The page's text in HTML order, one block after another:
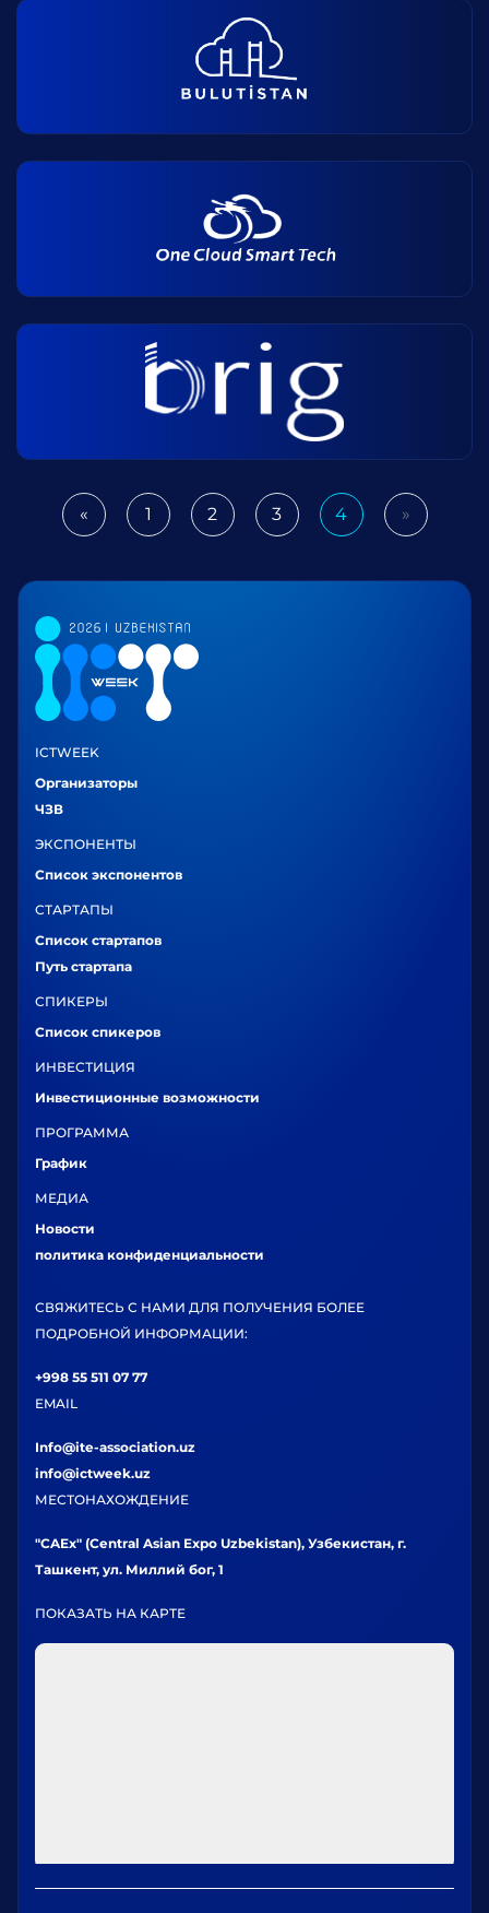
«Previous1 2 3 4 »Next
ICTWEEK
Организаторы
ЧЗВ
ЭКСПОНЕНТЫ
Список экспонентов
СТАРТАПЫ
Список стартапов
Путь стартапа
СПИКЕРЫ
Список спикеров
ИНВЕСТИЦИЯ
Инвестиционные возможности
ПРОГРАММА
График
МЕДИА
Новости
политика конфиденциальности
СВЯЖИТЕСЬ С НАМИ ДЛЯ ПОЛУЧЕНИЯ БОЛЕЕ
ПОДРОБНОЙ ИНФОРМАЦИИ:
+998 55 511 07 77
EMAIL
Info@ite-association.uz
info@ictweek.uz
МЕСТОНАХОЖДЕНИЕ
"CAEx" (Central Asian Expo Uzbekistan), Узбекистан, г.
Ташкент, ул. Миллий бог, 1
ПОКАЗАТЬ НА КАРТЕ